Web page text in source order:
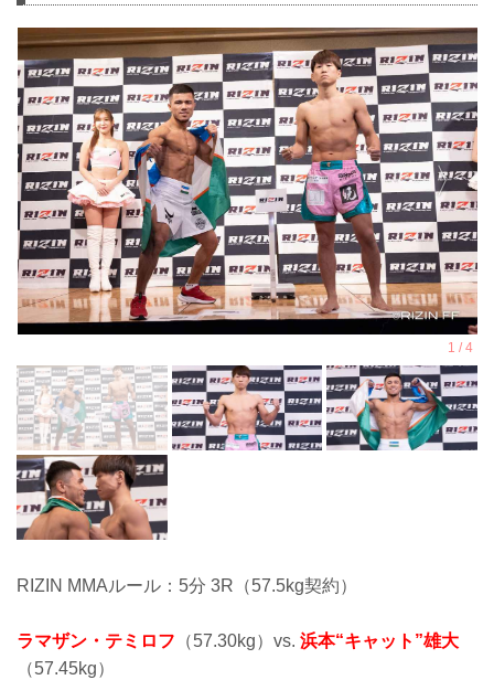
RIZIN MMAルール：5分 3R（57.5kg契約）
ラマザン・テミロフ （57.30kg）vs. 浜本“キャット”雄大
（57.45kg）